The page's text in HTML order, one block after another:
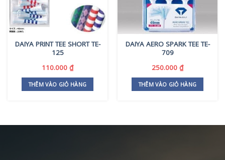
DAIYA PRINT TEE SHORT TE-
125
110.000 ₫
THÊM VÀO GIỎ HÀNG
DAIYA AERO SPARK TEE TE-
709
250.000 ₫
THÊM VÀO GIỎ HÀNG